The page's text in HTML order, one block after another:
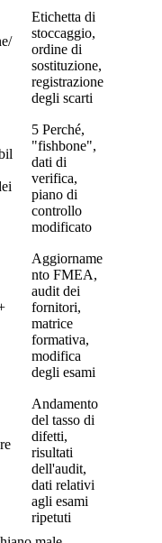
Etichetta di
stoccaggio,
ordine di
sostituzione,
registrazione
degli scarti
5 Perché,
"fishbone",
dati di
verifica,
piano di
controllo
modificato
Aggiorname
nto FMEA,
audit dei
fornitori,
matrice
formativa,
modifica
degli esami
Andamento
del tasso di
difetti,
risultati
dell'audit,
dati relativi
agli esami
ripetuti